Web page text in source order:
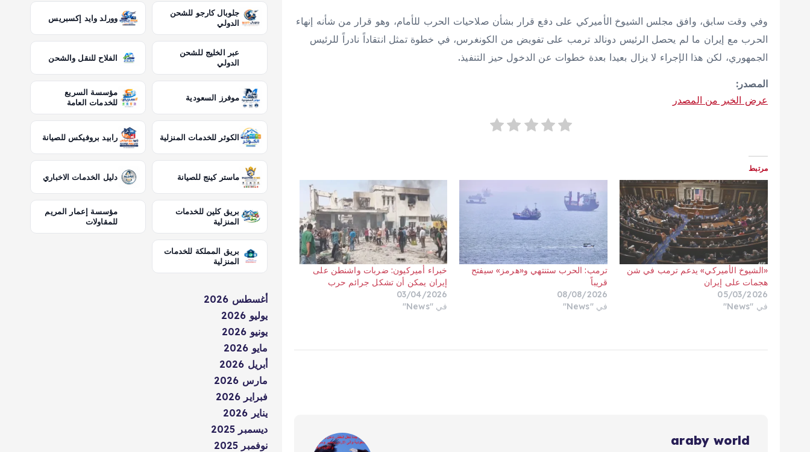
وفي وقت سابق، وافق ​مجلس الشيوخ الأميركي على دفع قرار ‌بشأن ‌صلاحيات ​الحرب ‌للأمام، ⁠وهو ​قرار من شأنه ⁠إنهاء
الحرب مع إيران ما ⁠لم ‌يحصل الرئيس ‌دونالد ​ترمب ‌على تفويض ‌من الكونغرس، في خطوة تمثل ‌انتقاداً نادراً للرئيس
الجمهوري، لكن ⁠هذا ⁠الإجراء لا يزال بعيدا بعدة خطوات عن الدخول حيز ​التنفيذ.
المصدر:
عرض الخبر من المصدر
مرتبط
«الشيوخ الأميركي» يدعم ترمب في شن
هجمات على إيران
05/03/2026
في "News"
ترمب: الحرب ستنتهي و«هرمز» سيفتح
قريباً
08/08/2026
في "News"
خبراء أميركيون: ضربات واشنطن على
إيران يمكن أن تشكل جرائم حرب
03/04/2026
في "News"
araby world
جلوبال كارجو للشحن
الدولي
وورلد وايد إكسبريس
عبر الخليج للشحن
الدولي
الفلاح للنقل والشحن
موفرز السعودية
مؤسسة السريع
للخدمات العامة
الكوثر للخدمات المنزلية رابيد بروفيكس للصيانة
ماستر كينج للصيانة دليل الخدمات الاخباري
بريق كلين للخدمات
المنزلية
مؤسسة إعمار المريم
للمقاولات
بريق المملكة للخدمات
المنزلية
أغسطس 2026
يوليو 2026
يونيو 2026
مايو 2026
أبريل 2026
مارس 2026
فبراير 2026
يناير 2026
ديسمبر 2025
نوفمبر 2025